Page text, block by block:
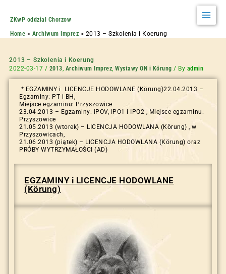
ZKwP oddzial Chorzow
Home
Archiwum Imprez 2013 – Szkolenia i Koerung
2013 – Szkolenia i Koerung
2022-03-17 / 2013, Archiwum Imprez,Wystawy ON i Körung / By admin
* EGZAMINY i LICENCJE HODOWLANE (Körung)22.04.2013 –
Egzaminy: PT i BH,
Miejsce egzaminu: Przyszowice
23.04.2013 – Egzaminy: IPOV, IPO1 i IPO2 , Miejsce egzaminu:
Przyszowice
21.05.2013 (wtorek) – LICENCJA HODOWLANA (Körung) , w
Przyszowicach,
21.06.2013 (piątek) – LICENCJA HODOWLANA (Körung) oraz
PRÓBY WYTRZYMAŁOŚCI (AD)
EGZAMINY i LICENCJE HODOWLANE
(Körung)